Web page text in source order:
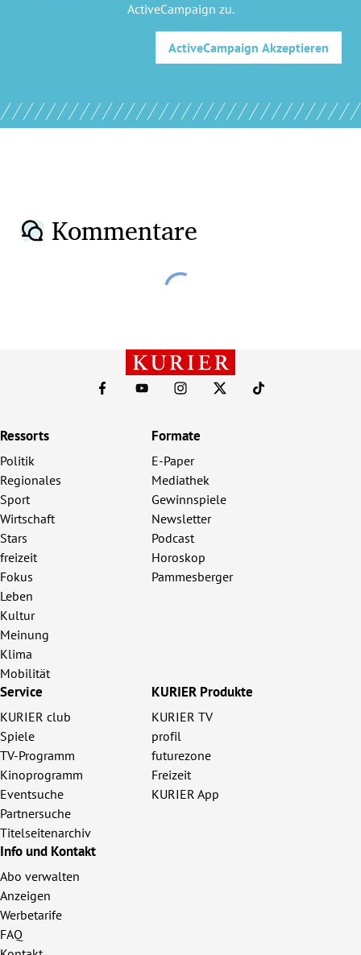
ActiveCampaign zu.
ActiveCampaign Akzeptieren
Kommentare
Ressorts
Politik
Regionales
Sport
Wirtschaft
Stars
freizeit
Fokus
Leben
Kultur
Meinung
Klima
Mobilität
Formate
E-Paper
Mediathek
Gewinnspiele
Newsletter
Podcast
Horoskop
Pammesberger
Service
KURIER club
Spiele
TV-Programm
Kinoprogramm
Eventsuche
Partnersuche
Titelseitenarchiv
KURIER Produkte
KURIER TV
profil
futurezone
Freizeit
KURIER App
Info und Kontakt
Abo verwalten
Anzeigen
Werbetarife
FAQ